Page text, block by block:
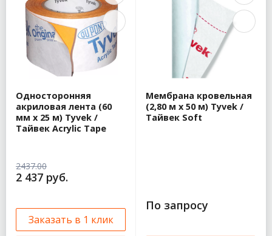
Односторонняя
акриловая лента (60
мм x 25 м) Tyvek /
Тайвек Acrylic Tape
2437.00
2 437 руб.
Заказать в 1 клик
Мембрана кровельная
(2,80 м x 50 м) Tyvek /
Тайвек Soft
По запросу